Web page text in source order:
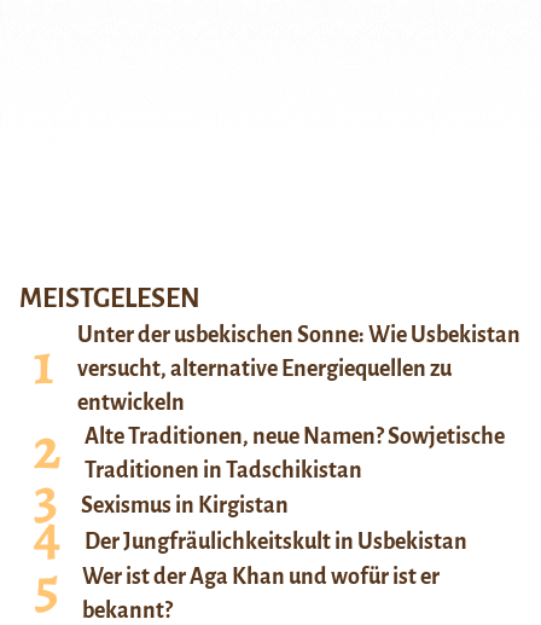
MEISTGELESEN
Unter der usbekischen Sonne: Wie Usbekistan
versucht, alternative Energiequellen zu
entwickeln
Alte Traditionen, neue Namen? Sowjetische
Traditionen in Tadschikistan
Sexismus in Kirgistan
Der Jungfräulichkeitskult in Usbekistan
Wer ist der Aga Khan und wofür ist er
bekannt?